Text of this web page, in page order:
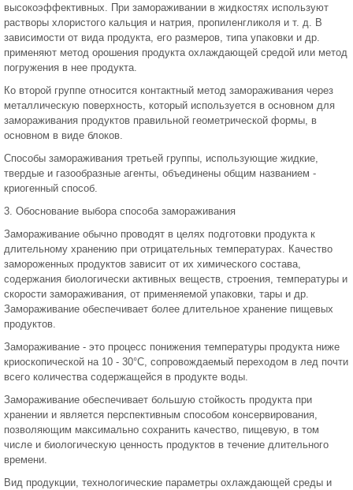
высокоэффективных. При замораживании в жидкостях используют
растворы хлористого кальция и натрия, пропиленгликоля и т. д. В
зависимости от вида продукта, его размеров, типа упаковки и др.
применяют метод орошения продукта охлаждающей средой или метод
погружения в нее продукта.
Ко второй группе относится контактный метод замораживания через
металлическую поверхность, который используется в основном для
замораживания продуктов правильной геометрической формы, в
основном в виде блоков.
Способы замораживания третьей группы, использующие жидкие,
твердые и газообразные агенты, объединены общим названием -
криогенный способ.
3. Обоснование выбора способа замораживания
Замораживание обычно проводят в целях подготовки продукта к
длительному хранению при отрицательных температурах. Качество
замороженных продуктов зависит от их химического состава,
содержания биологически активных веществ, строения, температуры и
скорости замораживания, от применяемой упаковки, тары и др.
Замораживание обеспечивает более длительное хранение пищевых
продуктов.
Замораживание - это процесс понижения температуры продукта ниже
криоскопической на 10 - 30°С, сопровождаемый переходом в лед почти
всего количества содержащейся в продукте воды.
Замораживание обеспечивает большую стойкость продукта при
хранении и является перспективным способом консервирования,
позволяющим максимально сохранить качество, пищевую, в том
числе и биологическую ценность продуктов в течение длительного
времени.
Вид продукции, технологические параметры охлаждающей среды и